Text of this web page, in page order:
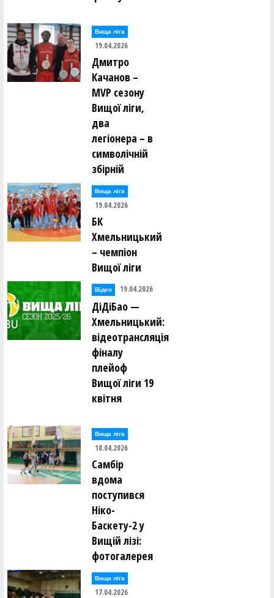
Вища лiга
19.04.2026
Дмитро
Качанов –
MVP сезону
Вищої ліги,
два
легіонера – в
символічній
збірній
Вища лiга
19.04.2026
БК
Хмельницький
– чемпіон
Вищої ліги
Відео 19.04.2026
ДіДіБао —
Хмельницький:
відеотрансляція
фіналу
плейоф
Вищої ліги 19
квітня
Вища лiга
18.04.2026
Самбір
вдома
поступився
Ніко-
Баскету-2 у
Вищій лізі:
фотогалерея
Вища лiга
17.04.2026